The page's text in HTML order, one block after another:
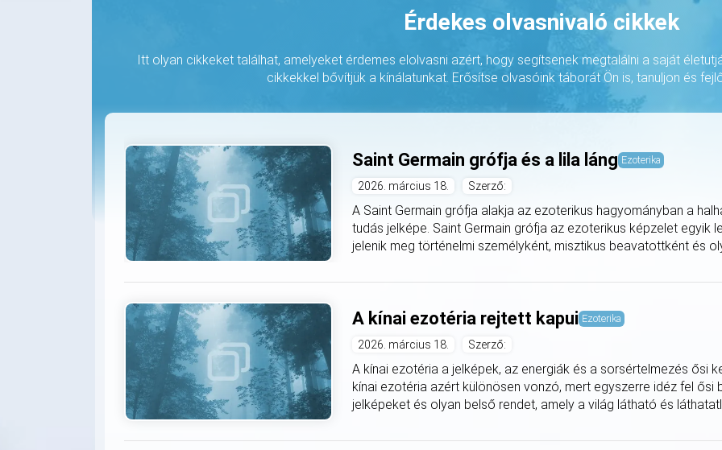
Érdekes olvasnivaló cikkek
Itt olyan cikkeket találhat, amelyeket érdemes elolvasni azért, hogy segítsenek megtalálni a saját
cikkekkel bővítjük a kínálatunkat. Erősítse olvasóink táborát Ön is, tanuljon és
Saint Germain grófja és a lila láng Ezoterika
2026. március 18. Szerző:
A Saint Germain grófja alakja az ezoterikus hagyományban a
tudás jelképe. Saint Germain grófja az ezoterikus képzelet egyik
jelenik meg történelmi személyként, misztikus beavatottként és
A kínai ezotéria rejtett kapui Ezoterika
2026. március 18. Szerző:
A kínai ezotéria a jelképek, az energiák és a sorsértelmezés ősi
kínai ezotéria azért különösen vonzó, mert egyszerre idéz fel ősi
jelképeket és olyan belső rendet, amely a világ látható és